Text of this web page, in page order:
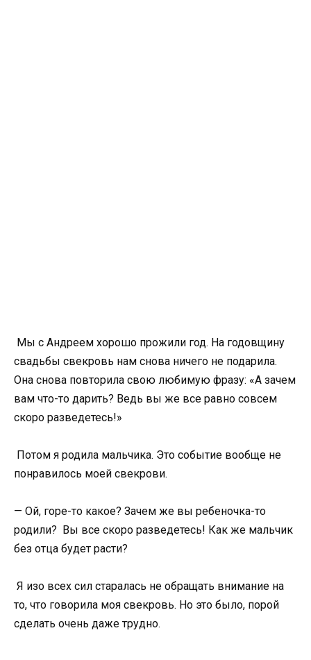
Мы с Андреем хорошо прожили год. На годовщину
свадьбы свекровь нам снова ничего не подарила.
Она снова повторила свою любимую фразу: «А зачем
вам что-то дарить? Ведь вы же все равно совсем
скоро разведетесь!»
Потом я родила мальчика. Это событие вообще не
понравилось моей свекрови.
— Ой, горе-то какое? Зачем же вы ребеночка-то
родили? Вы все скоро разведетесь! Как же мальчик
без отца будет расти?
Я изо всех сил старалась не обращать внимание на
то, что говорила моя свекровь. Но это было, порой
сделать очень даже трудно.